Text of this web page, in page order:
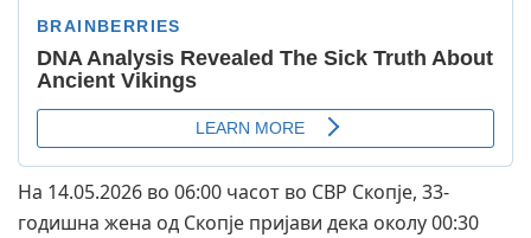
На 14.05.2026 во 06:00 часот во СВР Скопје, 33-
годишна жена од Скопје пријави дека околу 00:30